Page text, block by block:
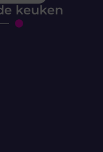
keuken